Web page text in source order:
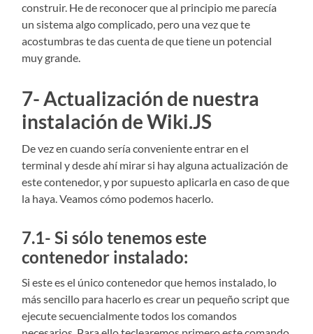
construir. He de reconocer que al principio me parecía
un sistema algo complicado, pero una vez que te
acostumbras te das cuenta de que tiene un potencial
muy grande.
7- Actualización de nuestra
instalación de Wiki.JS
De vez en cuando sería conveniente entrar en el
terminal y desde ahí mirar si hay alguna actualización de
este contenedor, y por supuesto aplicarla en caso de que
la haya. Veamos cómo podemos hacerlo.
7.1- Si sólo tenemos este
contenedor instalado:
Si este es el único contenedor que hemos instalado, lo
más sencillo para hacerlo es crear un pequeño script que
ejecute secuencialmente todos los comandos